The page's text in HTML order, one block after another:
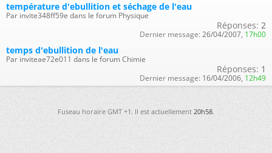
température d'ebullition et séchage de l'eau
Par invite348ff59e dans le forum Physique
Réponses: 2
Dernier message: 26/04/2007, 17h00
temps d'ebullition de l'eau
Par inviteae72e011 dans le forum Chimie
Réponses: 1
Dernier message: 16/04/2006, 12h49
Fuseau horaire GMT +1. Il est actuellement20h58.